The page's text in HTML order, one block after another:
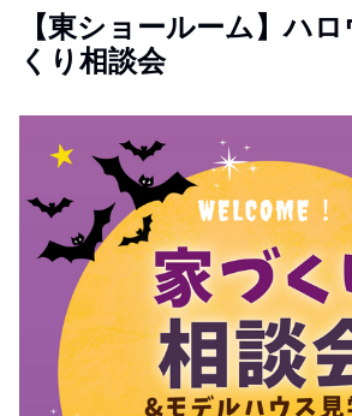
【東ショールーム】ハ
くり相談会